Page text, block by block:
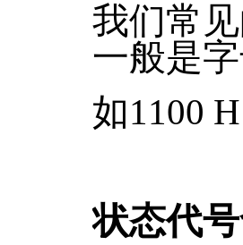
我们常
一般是
如1100
状态代